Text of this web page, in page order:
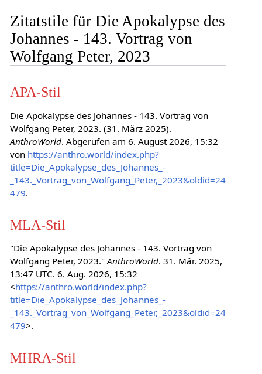
Zitatstile für Die Apokalypse des
Johannes - 143. Vortrag von
Wolfgang Peter, 2023
APA-Stil
Die Apokalypse des Johannes - 143. Vortrag von
Wolfgang Peter, 2023. (31. März 2025).
AnthroWorld. Abgerufen am 6. August 2026, 15:32
von https://anthro.world/index.php?
title=Die_Apokalypse_des_Johannes_-
_143._Vortrag_von_Wolfgang_Peter,_2023&oldid=24
479.
MLA-Stil
"Die Apokalypse des Johannes - 143. Vortrag von
Wolfgang Peter, 2023."AnthroWorld. 31. Mär. 2025,
13:47 UTC. 6. Aug. 2026, 15:32
<https://anthro.world/index.php?
title=Die_Apokalypse_des_Johannes_-
_143._Vortrag_von_Wolfgang_Peter,_2023&oldid=24
479>.
MHRA-Stil